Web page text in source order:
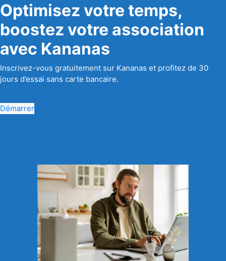
Optimisez votre temps,
boostez votre association
avec Kananas
Inscrivez-vous gratuitement sur Kananas et profitez de 30
jours d’essai sans carte bancaire.
Démarrer